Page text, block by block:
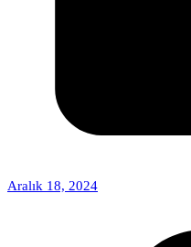
Aralık 18, 2024